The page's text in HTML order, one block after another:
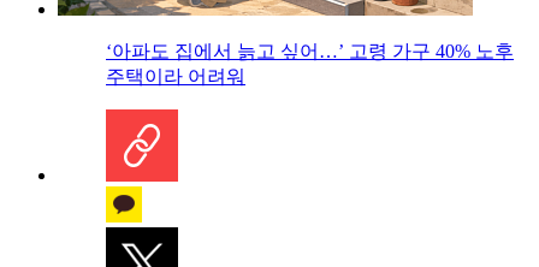
‘아파도 집에서 늙고 싶어…’ 고령 가구 40% 노후
주택이라 어려워